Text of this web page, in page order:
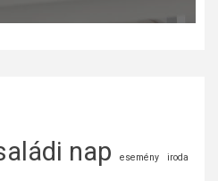
nap esemény iroda